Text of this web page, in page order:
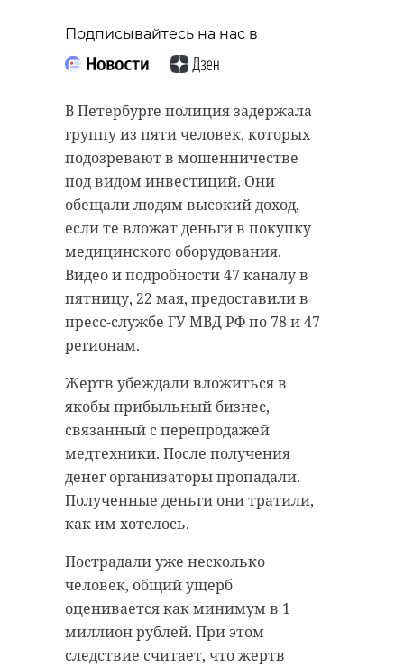
Подписывайтесь на нас в
В Петербурге полиция задержала
группу из пяти человек, которых
подозревают в мошенничестве
под видом инвестиций. Они
обещали людям высокий доход,
если те вложат деньги в покупку
медицинского оборудования.
Видео и подробности 47 каналу в
пятницу, 22 мая, предоставили в
пресс-службе ГУ МВД РФ по 78 и 47
регионам.
Жертв убеждали вложиться в
якобы прибыльный бизнес,
связанный с перепродажей
медтехники. После получения
денег организаторы пропадали.
Полученные деньги они тратили,
как им хотелось.
Пострадали уже несколько
человек, общий ущерб
оценивается как минимум в 1
миллион рублей. При этом
следствие считает, что жертв